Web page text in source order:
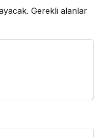
Gerekli alanlar